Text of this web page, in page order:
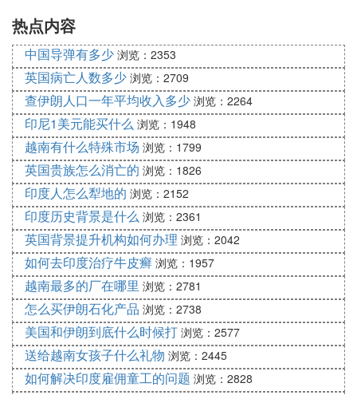
前一期工程年产37.5万吨的镍铁冶炼厂已投产。德龙
镍业通过“走出去”对外投资办厂，合理解决了镍矿资
源获取问题，同时也有效解决了自身的产能扩张瓶
颈。
苏拉威西省肯达里市印尼德龙镍业
2010年7月注册成立的江苏德龙镍业有限公司是原铁
本老板戴国芳设立，江苏德龙镍业一期投资20亿元，
于2011年开始投产，二期于2012年7月投产，为形成
一体化的产业链条，德龙镍业又投资了年产300万吨
不锈钢热轧项目，形成了从印尼进口红土镍矿制取镍
铁合金，再用镍铁合金生产制取不锈钢的完整产业链
条。
热点内容
中国导弹有多少 浏览：2353
英国病亡人数多少 浏览：2709
查伊朗人口一年平均收入多少 浏览：2264
印尼1美元能买什么 浏览：1948
越南有什么特殊市场 浏览：1799
英国贵族怎么消亡的 浏览：1826
印度人怎么犁地的 浏览：2152
印度历史背景是什么 浏览：2361
英国背景提升机构如何办理 浏览：2042
如何去印度治疗牛皮癣 浏览：1957
越南最多的厂在哪里 浏览：2781
怎么买伊朗石化产品 浏览：2738
美国和伊朗到底什么时候打 浏览：2577
送给越南女孩子什么礼物 浏览：2445
如何解决印度雇佣童工的问题 浏览：2828